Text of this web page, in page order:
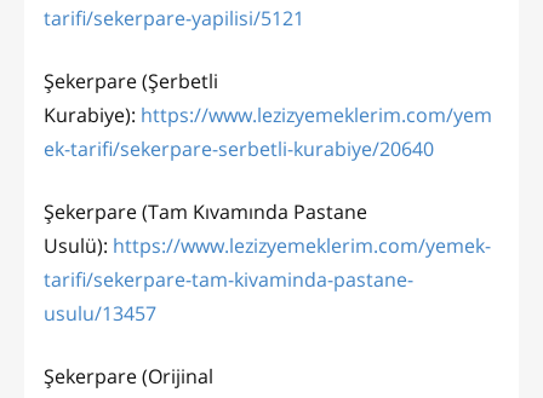
tarifi/sekerpare-yapilisi/5121
Şekerpare (Şerbetli
Kurabiye): https://www.lezizyemeklerim.com/yem
ek-tarifi/sekerpare-serbetli-kurabiye/20640
Şekerpare (Tam Kıvamında Pastane
Usulü): https://www.lezizyemeklerim.com/yemek-
tarifi/sekerpare-tam-kivaminda-pastane-
usulu/13457
Şekerpare (Orijinal